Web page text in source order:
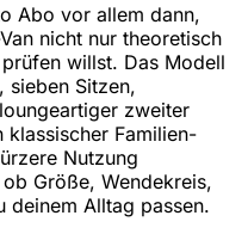
Abo vor allem dann,
nicht nur theoretisch
willst. Das Modell
sieben Sitzen,
zweiter
klassischer Familien-
Nutzung
Größe, Wendekreis,
deinem Alltag passen.